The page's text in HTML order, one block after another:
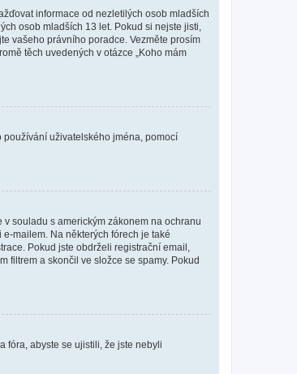
informace od nezletilých osob mladších
osob mladších 13 let. Pokud si nejste jisti,
vašeho právního poradce. Vezměte prosím
těch uvedených v otázce „Koho mám
používání uživatelského jména, pomocí
souladu s americkým zákonem na ochranu
mailem. Na některých fórech je také
Pokud jste obdrželi registrační email,
filtrem a skončil ve složce se spamy. Pokud
fóra, abyste se ujistili, že jste nebyli